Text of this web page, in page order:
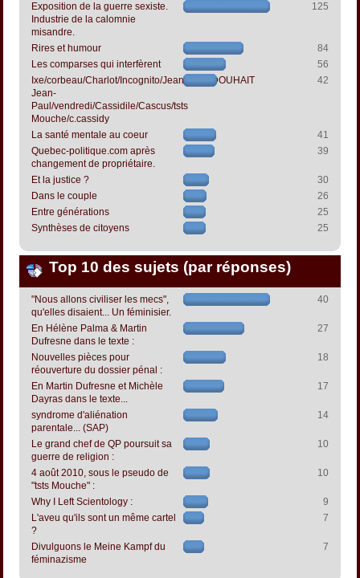
Exposition de la guerre sexiste.
Industrie de la calomnie
misandre.
125
Rires et humour
84
Les comparses qui interfèrent
56
Ixe/corbeau/Charlot/Incognito/Jeanpapol/DOUHAIT
Jean-
Paul/vendredi/Cassidile/Cascus/tsts
Mouche/c.cassidy
42
La santé mentale au coeur
41
Quebec-politique.com après
changement de propriétaire.
39
Et la justice ?
30
Dans le couple
26
Entre générations
25
Synthèses de citoyens
25
Top 10 des sujets (par réponses)
"Nous allons civiliser les mecs",
qu'elles disaient... Un féminisier.
40
En Hélène Palma & Martin
Dufresne dans le texte :
27
Nouvelles pièces pour
réouverture du dossier pénal :
18
En Martin Dufresne et Michèle
Dayras dans le texte...
17
syndrome d'aliénation
parentale... (SAP)
14
Le grand chef de QP poursuit sa
guerre de religion :
10
4 août 2010, sous le pseudo de
"tsts Mouche" :
10
Why I Left Scientology :
9
L'aveu qu'ils sont un même cartel
?
7
Divulguons le Meine Kampf du
féminazisme
7